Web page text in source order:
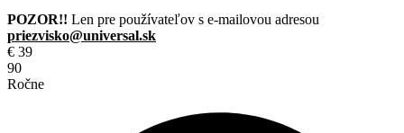
POZOR!! Len pre používateľov s e-mailovou adresou
priezvisko@universal.sk
€ 39
90
Ročne